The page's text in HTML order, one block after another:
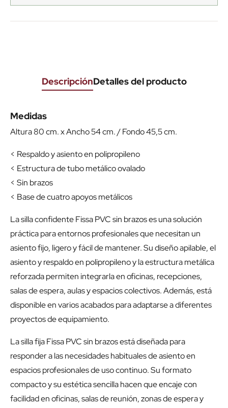
DescripciónDetalles del producto
Medidas
Altura 80 cm. x Ancho 54 cm. / Fondo 45,5 cm.
< Respaldo y asiento en polipropileno
< Estructura de tubo metálico ovalado
< Sin brazos
< Base de cuatro apoyos metálicos
La silla confidente Fissa PVC sin brazos es una solución
práctica para entornos profesionales que necesitan un
asiento fijo, ligero y fácil de mantener. Su diseño apilable, el
asiento y respaldo en polipropileno y la estructura metálica
reforzada permiten integrarla en oficinas, recepciones,
salas de espera, aulas y espacios colectivos. Además, está
disponible en varios acabados para adaptarse a diferentes
proyectos de equipamiento.
La silla fija Fissa PVC sin brazos está diseñada para
responder a las necesidades habituales de asiento en
espacios profesionales de uso continuo. Su formato
compacto y su estética sencilla hacen que encaje con
facilidad en oficinas, salas de reunión, zonas de espera y